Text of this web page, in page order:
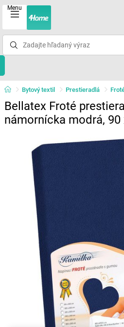
Menu
Bytový textil Prestieradlá
Bellatex Froté
námornícka modrá, 90